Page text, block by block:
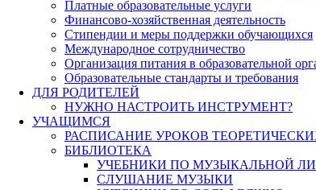
Платные образовательные услуги
Финансово-хозяйственная деятельность
Стипендии и меры поддержки обучающихся
Международное сотрудничество
Организация питания в образовательной
Образовательные стандарты и требования
ДЛЯ РОДИТЕЛЕЙ
НУЖНО НАСТРОИТЬ ИНСТРУМЕНТ?
УЧАЩИМСЯ
РАСПИСАНИЕ УРОКОВ
БИБЛИОТЕКА
УЧЕБНИКИ ПО МУЗЫКАЛЬНОЙ
СЛУШАНИЕ МУЗЫКИ